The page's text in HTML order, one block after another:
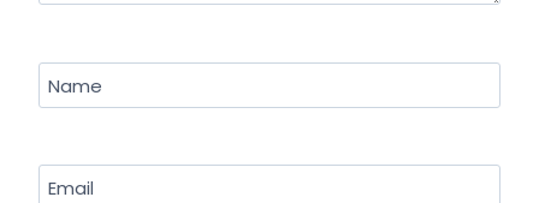
Name
Email